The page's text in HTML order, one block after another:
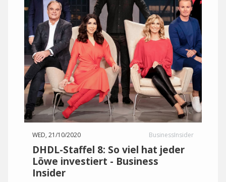
WED, 21/10/2020 BusinessInsider
DHDL-Staffel 8: So viel hat jeder
Löwe investiert - Business
Insider